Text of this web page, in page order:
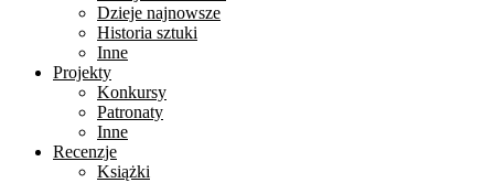
Dzieje najnowsze
Historia sztuki
Inne
Projekty
Konkursy
Patronaty
Inne
Recenzje
Książki